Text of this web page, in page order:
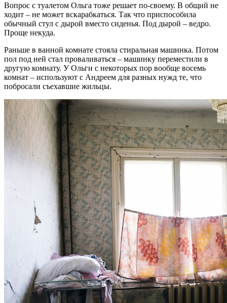
Вопрос с туалетом Ольга тоже решает по-своему. В общий не
ходит – не может вскарабкаться. Так что приспособила
обычный стул с дырой вместо сиденья. Под дырой – ведро.
Проще некуда.
Раньше в ванной комнате стояла стиральная машинка. Потом
пол под ней стал проваливаться – машинку переместили в
другую комнату. У Ольги с некоторых пор вообще восемь
комнат – используют с Андреем для разных нужд те, что
побросали съехавшие жильцы.